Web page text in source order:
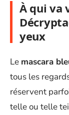
À qui va
yeux
Le mascara
tous les
réservent
telle ou telle